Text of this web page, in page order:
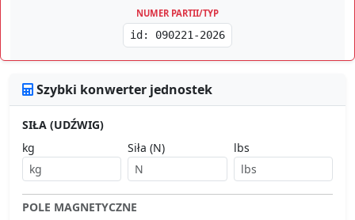
NUMER PARTII/TYP
id: 090221-2026
Szybki konwerter jednostek
SIŁA (UDŹWIG)
kg
Siła (N) lbs
POLE MAGNETYCZNE